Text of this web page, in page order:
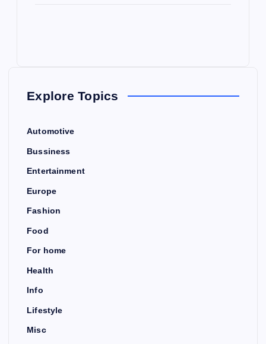
Explore Topics
Automotive
Bussiness
Entertainment
Europe
Fashion
Food
For home
Health
Info
Lifestyle
Misc